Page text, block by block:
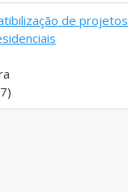
de projetos